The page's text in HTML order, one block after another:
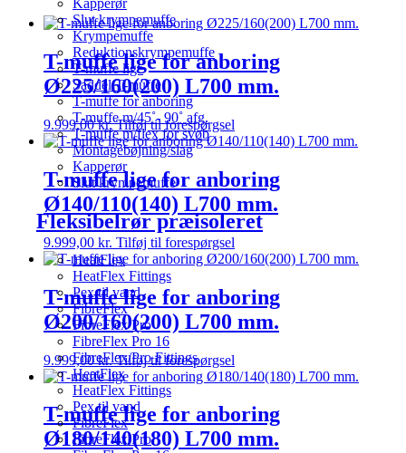
Kapperør
Slut krympemuffe
Krympemuffe
Reduktionskrympemuffe
T-muffe lige
Saddel T-muffe
T-muffe for anboring
T-muffe m/45˚- 90˚ afg.
T-muffe m/flex for svøb
Montagebøjning/slag
Kapperør
Slut krympemuffe
Fleksibelrør præisoleret
HeatFlex
HeatFlex Fittings
Pex til vand
FibreFlex
FibreFlex Pro
FibreFlex Pro 16
FibreFlex/Pro Fittings
HeatFlex
HeatFlex Fittings
Pex til vand
FibreFlex
FibreFlex Pro
T-muffe lige for anboring
Ø225/160(200) L700 mm.
9.999,00kr. Tilføj til forespørgsel
T-muffe lige for anboring
Ø140/110(140) L700 mm.
9.999,00 kr. Tilføj til forespørgsel
T-muffe lige for anboring
Ø200/160(200) L700 mm.
9.999,00kr. Tilføj til forespørgsel
T-muffe lige for anboring
Ø180/140(180) L700 mm.